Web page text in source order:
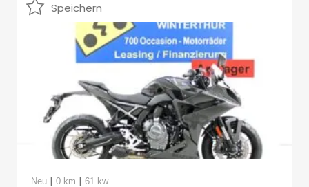
Speichern
Neu | 0 km | 61 kw